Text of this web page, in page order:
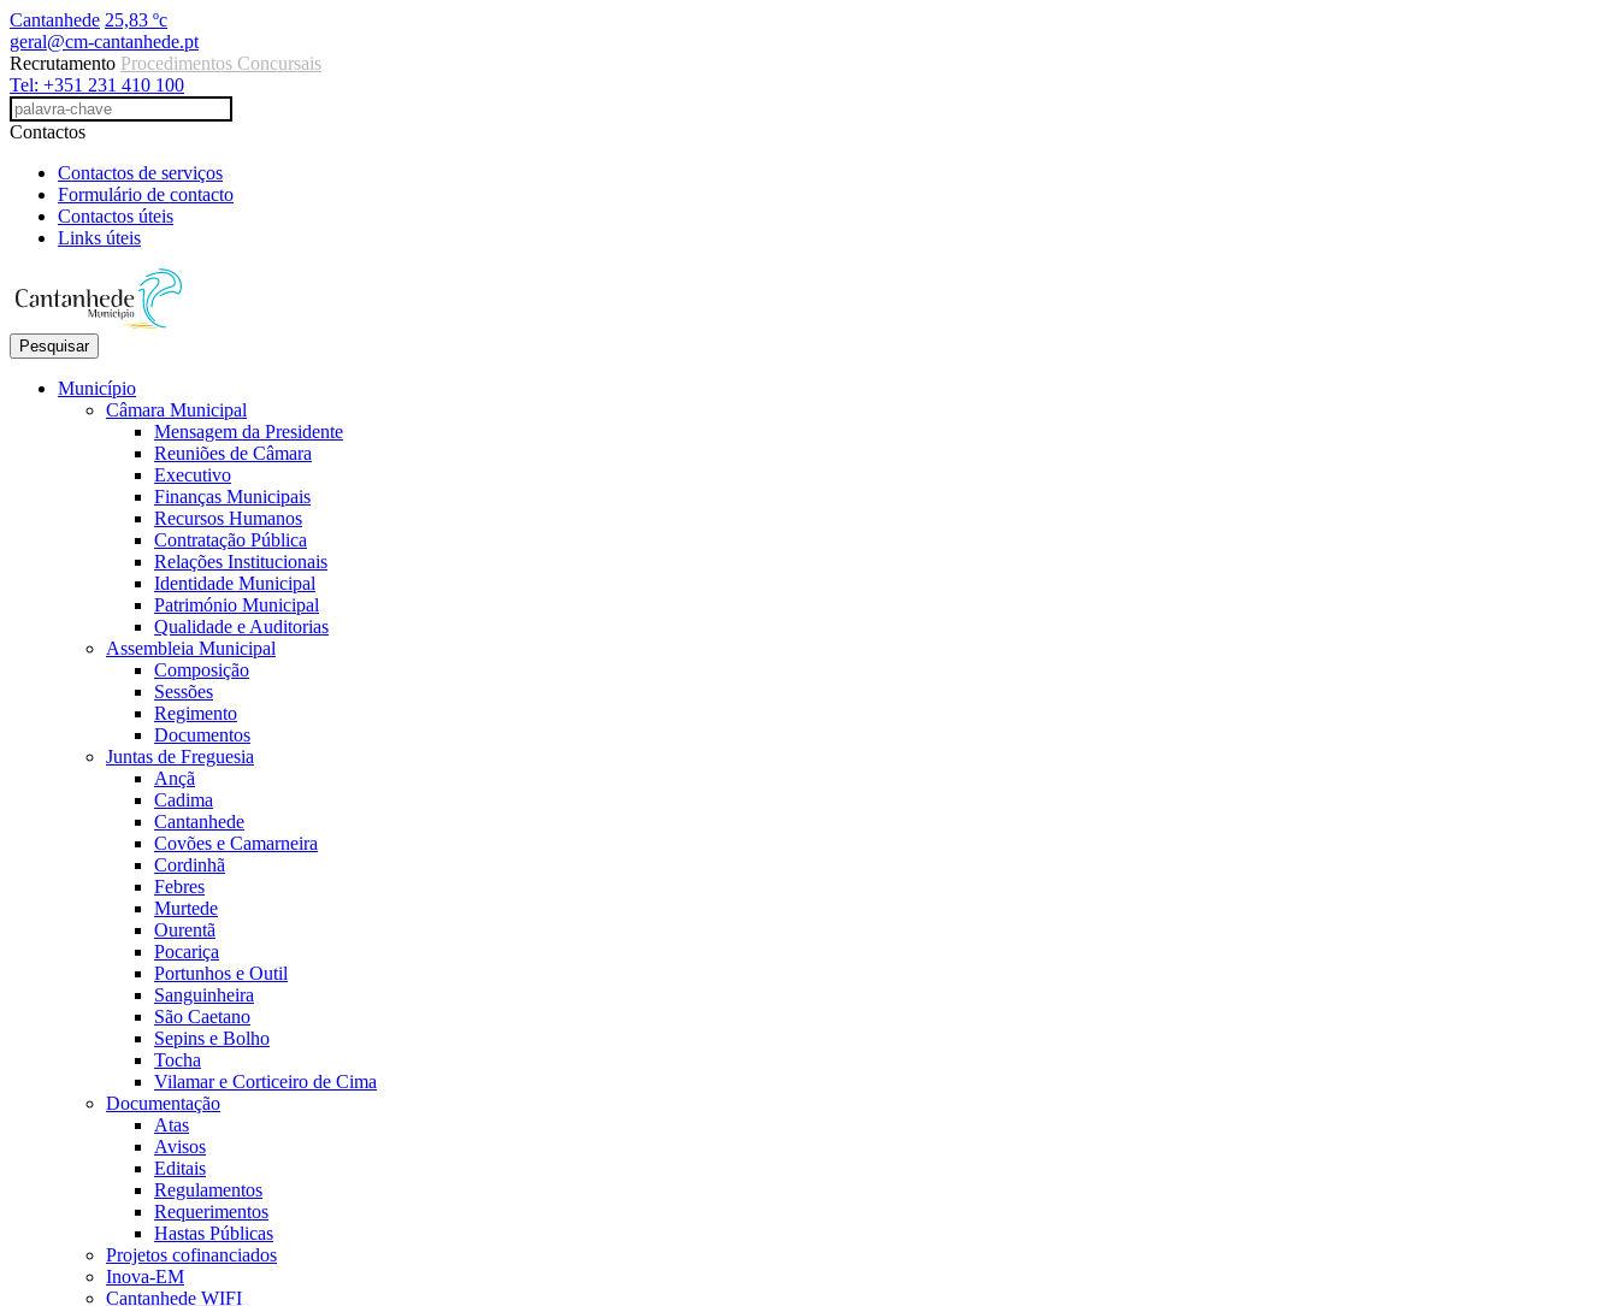
Cantanhede 25,83 ºc
geral@cm-cantanhede.pt
Recrutamento Procedimentos Concursais
Tel: +351 231 410 100
Contactos
Contactos de serviços
Formulário de contacto
Contactos úteis
Links úteis
Pesquisar
Município
Câmara Municipal
Mensagem da Presidente
Reuniões de Câmara
Executivo
Finanças Municipais
Recursos Humanos
Contratação Pública
Relações Institucionais
Identidade Municipal
Património Municipal
Qualidade e Auditorias
Assembleia Municipal
Composição
Sessões
Regimento
Documentos
Juntas de Freguesia
Ançã
Cadima
Cantanhede
Covões e Camarneira
Cordinhã
Febres
Murtede
Ourentã
Pocariça
Portunhos e Outil
Sanguinheira
São Caetano
Sepins e Bolho
Tocha
Vilamar e Corticeiro de Cima
Documentação
Atas
Avisos
Editais
Regulamentos
Requerimentos
Hastas Públicas
Projetos cofinanciados
Inova-EM
Cantanhede WIFI